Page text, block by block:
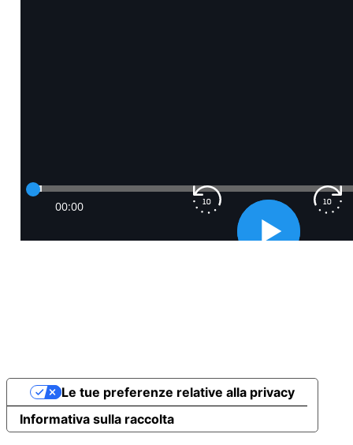
Informativa sulla raccolta
Le tue preferenze relative alla privacy